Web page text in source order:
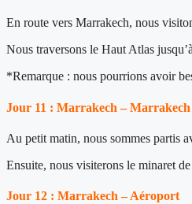
En route vers Marrakech, nous
Nous traversons le Haut Atlas
*Remarque : nous pourrions avoir
Jour 11 : Marrakech –
Au petit matin, nous sommes partis
Ensuite, nous visiterons le minaret
Jour 12 : Marrakech – Aéroport